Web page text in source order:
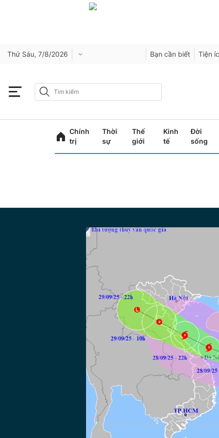
Thứ Sáu, 7/8/2026 Bạn cần biết Tiện
Chính
trị
Thời
sự
Thế
giới
Kinh
tế
Đời
sống